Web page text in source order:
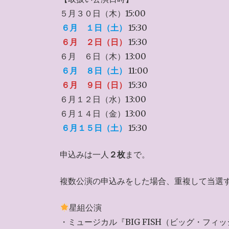
５月３０日（木）15:00
６月 １日（土）
15:30
６月 ２日（日）
15:30
６月 ６日（木）13:00
６月 ８日（土）
11:00
６月 ９日（日）
15:30
６月１２日（水）13:00
６月１４日（金）13:00
６月１５日（土）
15:30
申込みは一人 ２枚まで。
複数公演の申込みをした場合、重複して当選
星組公演
・ミュージカル『BIG FISH（ビッグ・フィッ